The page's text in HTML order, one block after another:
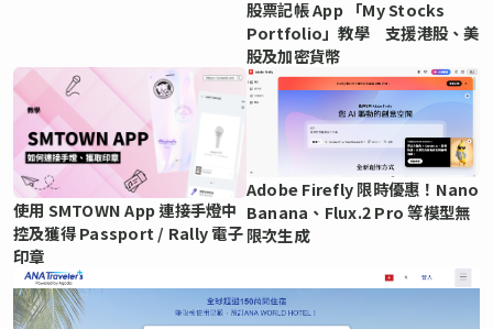
股票記帳 App 「My Stocks
Portfolio」教學 支援港股、美
股及加密貨幣
使用 SMTOWN App 連接手燈中
控及獲得 Passport / Rally 電子
印章
Adobe Firefly 限時優惠！Nano
Banana、Flux.2 Pro 等模型無
限次生成